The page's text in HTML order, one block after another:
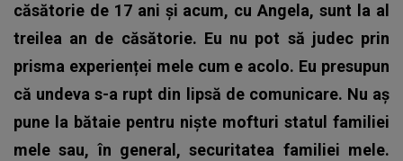
căsătorie de 17 ani și acum, cu Angela, sunt la al
treilea an de căsătorie. Eu nu pot să judec prin
prisma experienței mele cum e acolo. Eu presupun
că undeva s-a rupt din lipsă de comunicare. Nu aș
pune la bătaie pentru niște mofturi statul familiei
mele sau, în general, securitatea familiei mele.